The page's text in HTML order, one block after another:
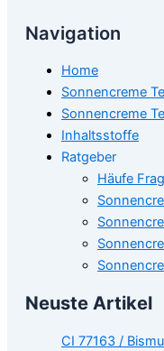
Navigation
Home
Sonnencreme
Sonnencreme
Inhaltsstoffe
Ratgeber
Häufe
Neuste Artikel
CI 77163 /